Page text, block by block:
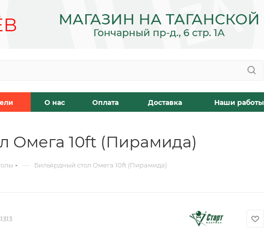
О нас Оплата Доставка Наши работы
Омега 10ft (Пирамида)
— Бильярдный стол Омега 10ft (Пирамида)